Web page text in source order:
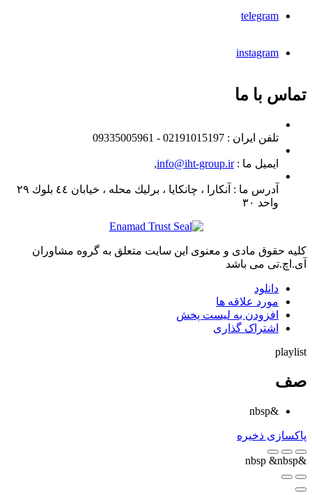
telegram
instagram
تماس با ما
تلفن ايران : 02191015197 - 09335005961
ایمیل ما : info@iht-group.ir
,
آدرس ما :
آنكارا ، چانكايا ، برليك محله ، خيابان ٤٤ بلوك ٢٩
واحد ٣٠
کلیه حقوق مادی و معنوی این سایت متعلق به گروه مشاوران
آی.اچ.تی می باشد
دانلود
مورد علاقه ها
افزودن به لیست پخش
اشتراک گذاری
playlist
صف
&nbsp
پاکسازی ذخیره
&nbsp
&nbsp